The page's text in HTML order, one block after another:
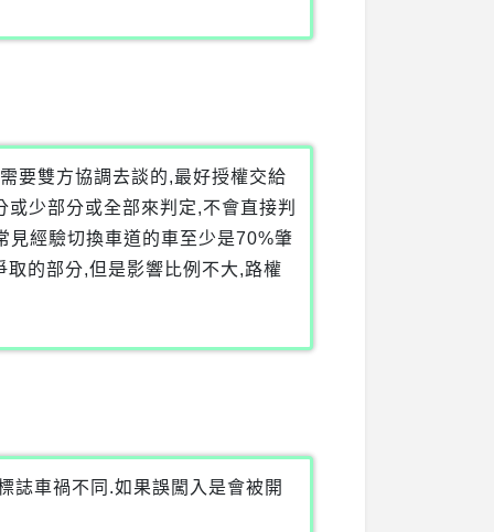
要雙方協調去談的,最好授權交給
少部分或全部來判定,不會直接判
見經驗切換車道的車至少是70%肇
的部分,但是影響比例不大,路權
誌車禍不同.如果誤闖入是會被開